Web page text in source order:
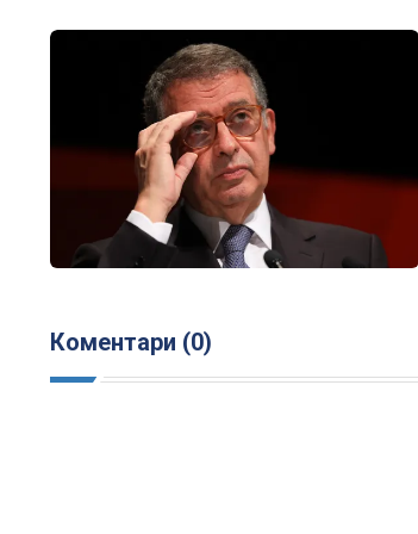
Коментари (0)